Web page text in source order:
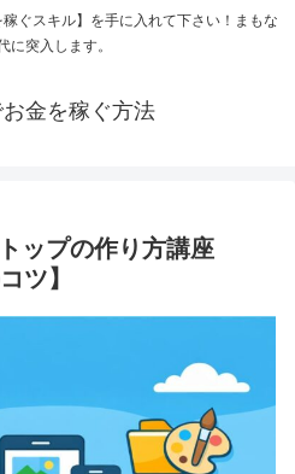
ぐスキル】を手に入れて下さい！まもな
に突入します。
金を稼ぐ方法
ップの作り方講座
ツ】